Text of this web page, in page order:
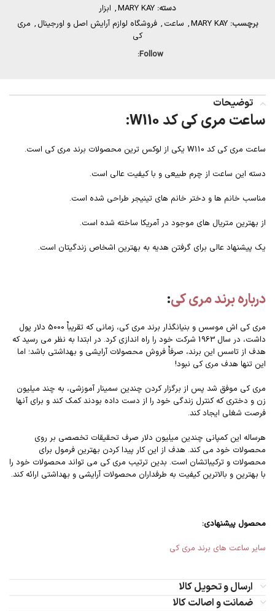
دسته: MARY KAY
, ابزار
برچسب: MARY KAY
, ساعت , فروشگاه لوازم آرایش اصل و اورجینال , مری
کی
Follow:
توضیحات
ساعت مری کی کد W110:
ساعت مری کی کد W110 یکی از لوکس ترین محصولات برند مری کی است.
دسته این ساعت از چرم طبیعی و با کیفیت عالی است.
مناسب خانم ها و دختر خانم های تینیجر طراحی شده است.
از بهترین متریال های موجود در آمریکا ساخته شده است.
یک پیشنهاد عالی برای گرفتن هدیه به بهترین اشخاص زندگیتان است.
درباره برند مری کی:
مری کی اش موسس و بنیانگذار برند مری کی، زمانی که تقریباٌ 5000 دلار پول
داشت، در سال 1963 شرکت خود را راه اندازی کرد. در ابتدا به نظر می رسید که
هدف از تاسس این برند، صرفاٌ فروش محصولات آرایشی و بهداشتی باشد؛ اما
این تنها هدف مری کی نبود!
مری کی موفق شد پس از برگزار کردن چندین سمینار آموزشی، به چند میلیون
زن و دختری که کنترل زندگی خود را از دست داده بودند کمک کند و برای آنها
فرصت شغلی ایجاد کند.
هرساله این کمپانی چندین میلیون دلار صرف تحقیقات تخصصی بر روی
محصولات خود می کند. هدف از این کار پیدا کردن بهترین فرمول برای
محصولات و ترکیباتشان است. بدین ترتیب مری کی می تواند محصولات خود را
با بهترین و بالاترین کیفیت به طرفداران محصولات آرایشی و بهداشتی ارائه کند.
محصول پیشنهادی:
سایر ساعت های برند مری کی
ارسال و تحویل کالا
ضمانت و اصالت کالا